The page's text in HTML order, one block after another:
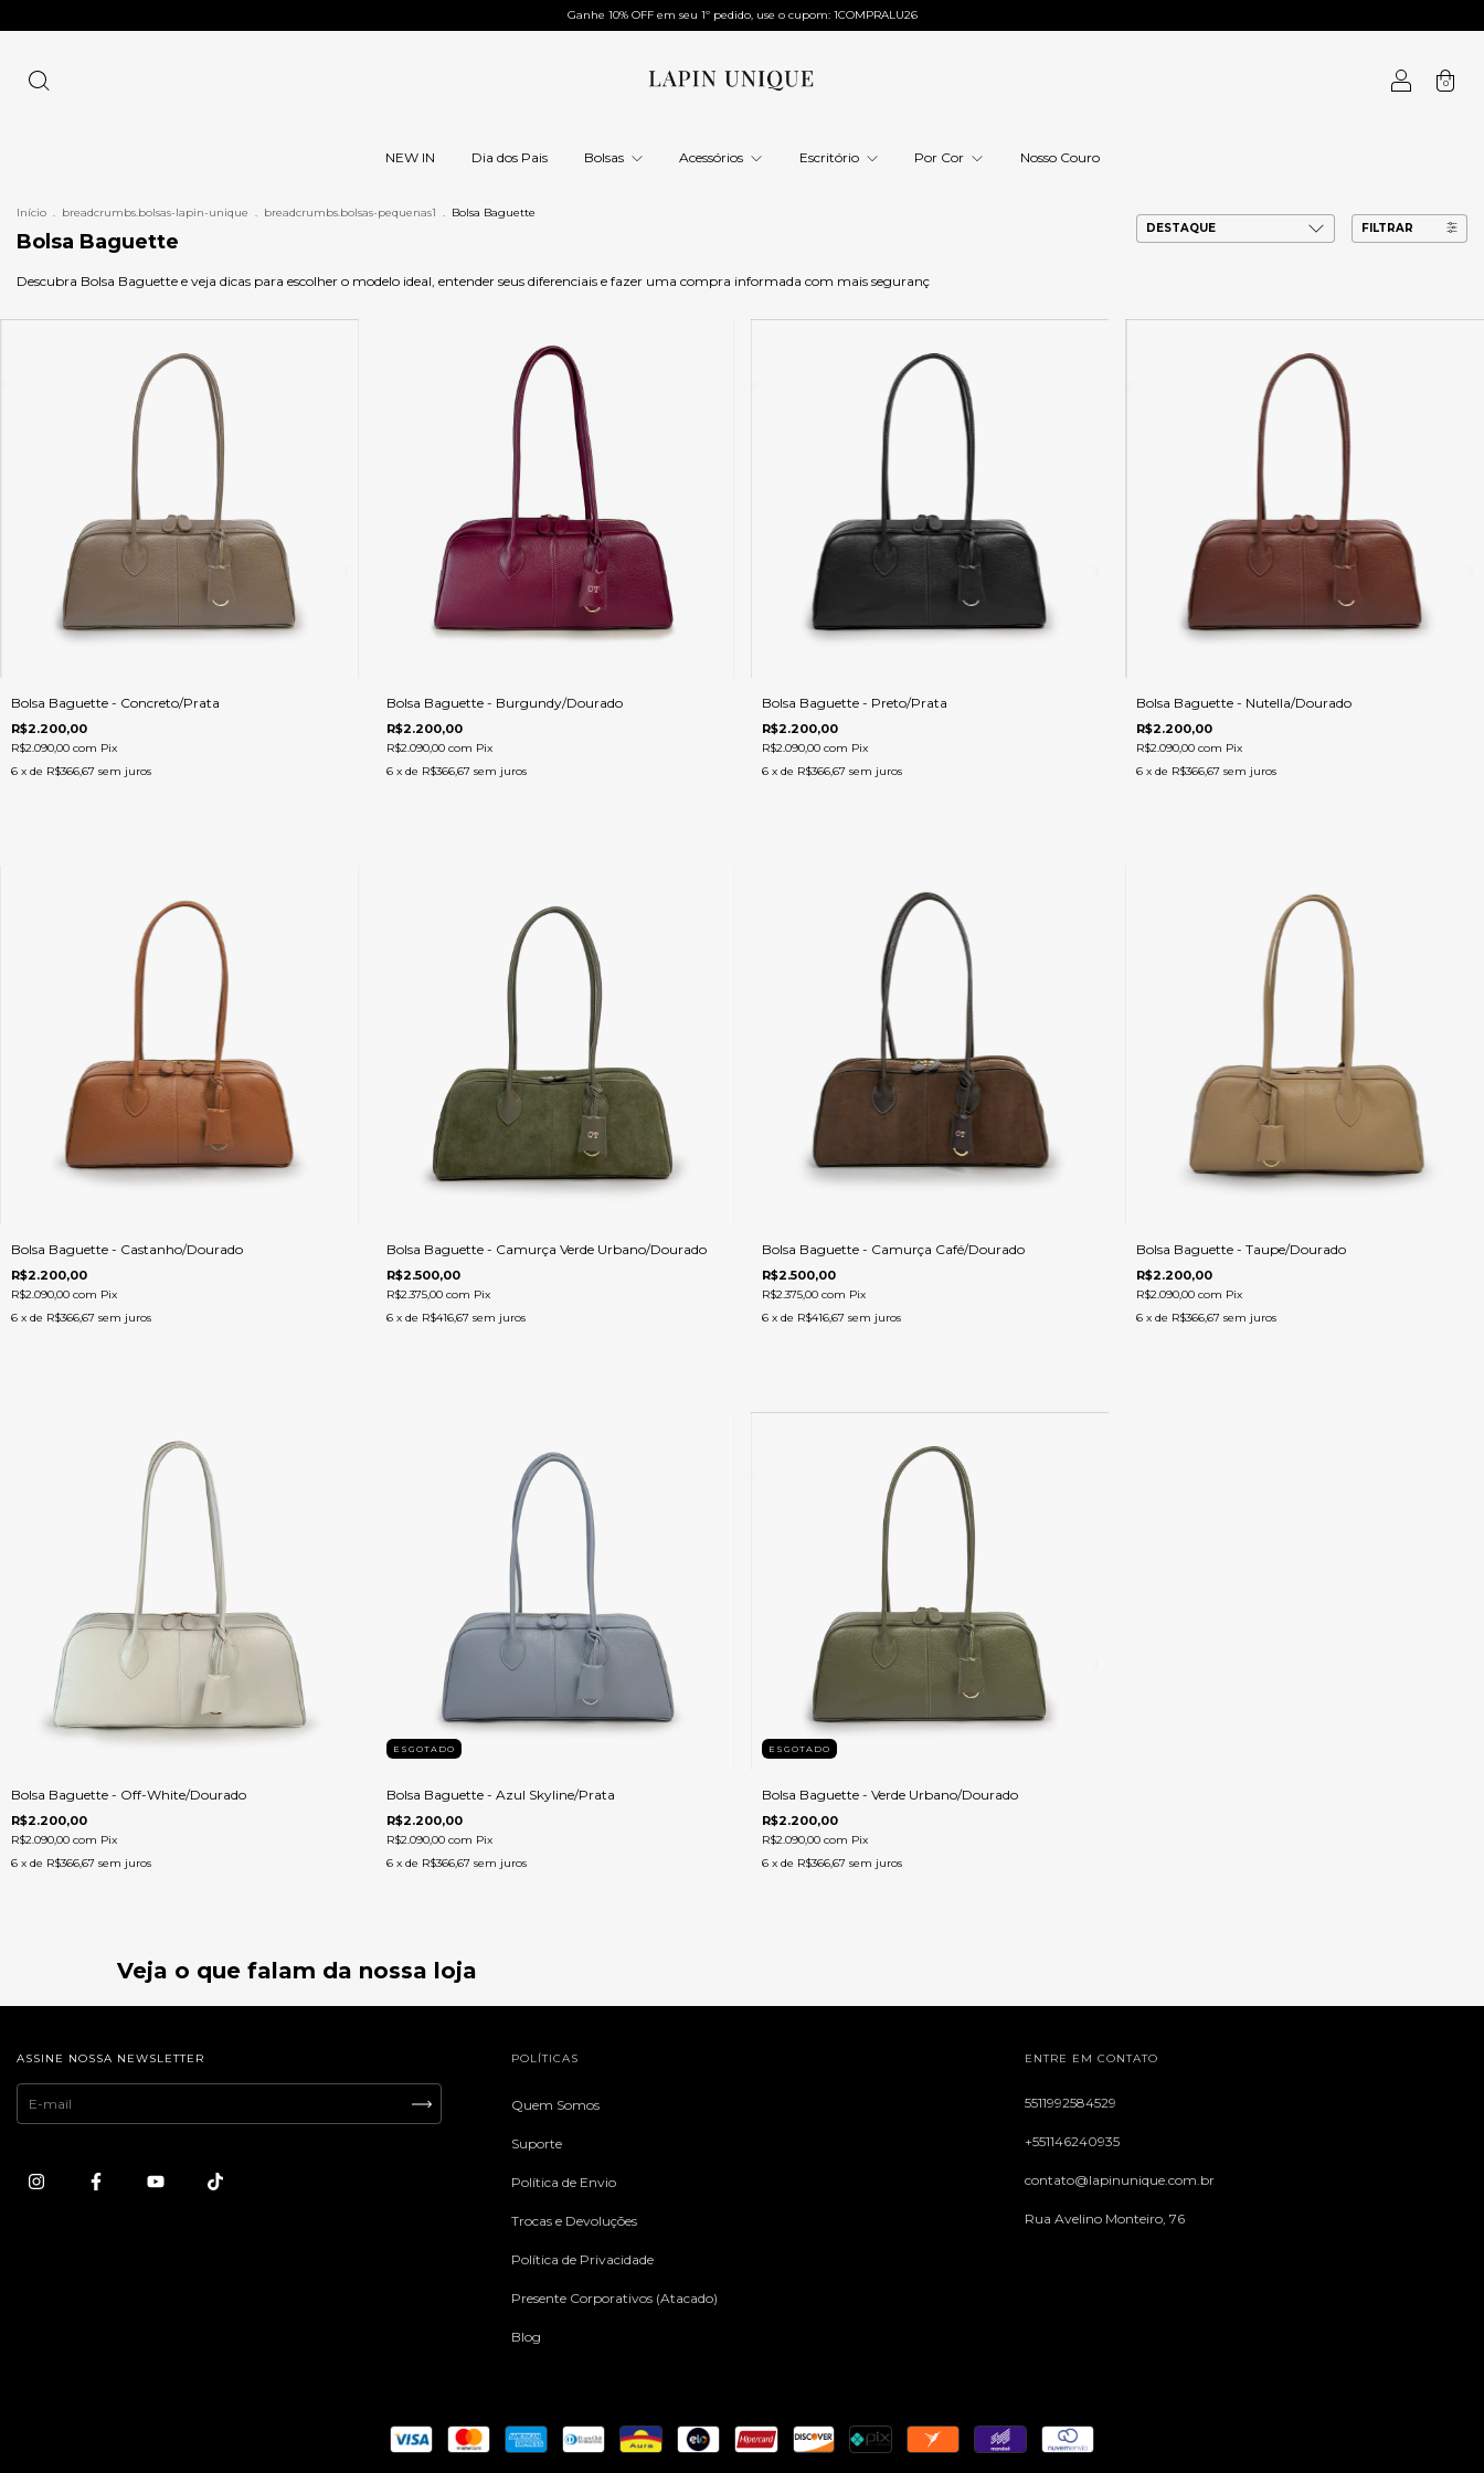
Ganhe 10% OFF em seu 1º pedido, use o cupom: 1COMPRALU26
0
NEW IN Dia dos Pais Bolsas Acessórios Escritório Por Cor Nosso Couro
Início . breadcrumbs.bolsas-lapin-unique . breadcrumbs.bolsas-pequenas1 . Bolsa Baguette
Bolsa Baguette
FILTRAR
Descubra Bolsa Baguette e veja dicas para escolher o modelo ideal, entender seus diferenciais e fazer uma compra informada com mais seguranç
Bolsa Baguette - Concreto/Prata
R$2.200,00
R$2.090,00 com Pix
6 x de R$366,67 sem juros
Bolsa Baguette - Burgundy/Dourado
R$2.200,00
R$2.090,00 com Pix
6 x de R$366,67 sem juros
Bolsa Baguette - Preto/Prata
R$2.200,00
R$2.090,00 com Pix
6 x de R$366,67 sem juros
Bolsa Baguette - Nutella/Dourado
R$2.200,00
R$2.090,00com Pix
6 x de R$366,67 sem juros
Bolsa Baguette - Castanho/Dourado
R$2.200,00
R$2.090,00 com Pix
6 x de R$366,67 sem juros
Bolsa Baguette - Camurça Verde Urbano/Dourado
R$2.500,00
R$2.375,00 com Pix
6 x de R$416,67 sem juros
Bolsa Baguette - Camurça Café/Dourado
R$2.500,00
R$2.375,00 com Pix
6 x de R$416,67 sem juros
Bolsa Baguette - Taupe/Dourado
R$2.200,00
R$2.090,00com Pix
6 x de R$366,67 sem juros
Bolsa Baguette - Off-White/Dourado
R$2.200,00
R$2.090,00 com Pix
6 x de R$366,67 sem juros
ESGOTADO
Bolsa Baguette - Azul Skyline/Prata
R$2.200,00
R$2.090,00 com Pix
6 x de R$366,67 sem juros
ESGOTADO
Bolsa Baguette - Verde Urbano/Dourado
R$2.200,00
R$2.090,00 com Pix
6 x de R$366,67 sem juros
Veja o que falam da nossa loja
ASSINE NOSSA NEWSLETTER POLÍTICAS
Quem Somos
Suporte
Política de Envio
Trocas e Devoluções
Política de Privacidade
Presente Corporativos (Atacado)
Blog
ENTRE EM CONTATO
5511992584529
+551146240935
contato@lapinunique.com.br
Rua Avelino Monteiro, 76